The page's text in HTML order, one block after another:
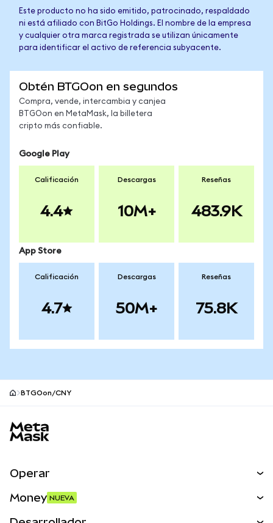
Este producto no ha sido emitido, patrocinado, respaldado
ni está afiliado con BitGo Holdings. El nombre de la empresa
y cualquier otra marca registrada se utilizan únicamente
para identificar el activo de referencia subyacente.
Obtén BTGOon en segundos
Compra, vende, intercambia y canjea
BTGOon en MetaMask, la billetera
cripto más confiable.
Google Play
Calificación
4.4
Descargas
10M+
Reseñas
483.9K
App Store
Calificación
4.7
Descargas
50M+
Reseñas
75.8K
BTGOon/CNY
Operar
Money NUEVA